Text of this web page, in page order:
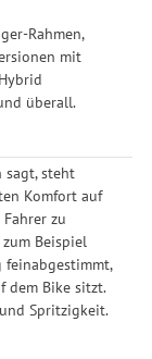
Rahmen,
mit
überall.
sagt, steht
Komfort auf
zu
Beispiel
feinabgestimmt,
Bike sitzt.
Spritzigkeit.